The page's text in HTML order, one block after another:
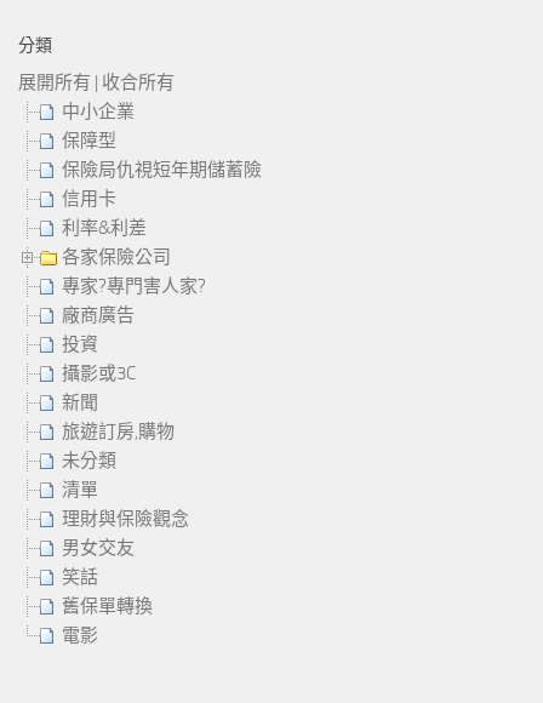
分類
展開所有 | 收合所有
中小企業
保障型
保險局仇視短年期儲蓄險
信用卡
利率&利差
各家保險公司
專家?專門害人家?
廠商廣告
投資
攝影或3C
新聞
旅遊訂房,購物
未分類
清單
理財與保險觀念
男女交友
笑話
舊保單轉換
電影